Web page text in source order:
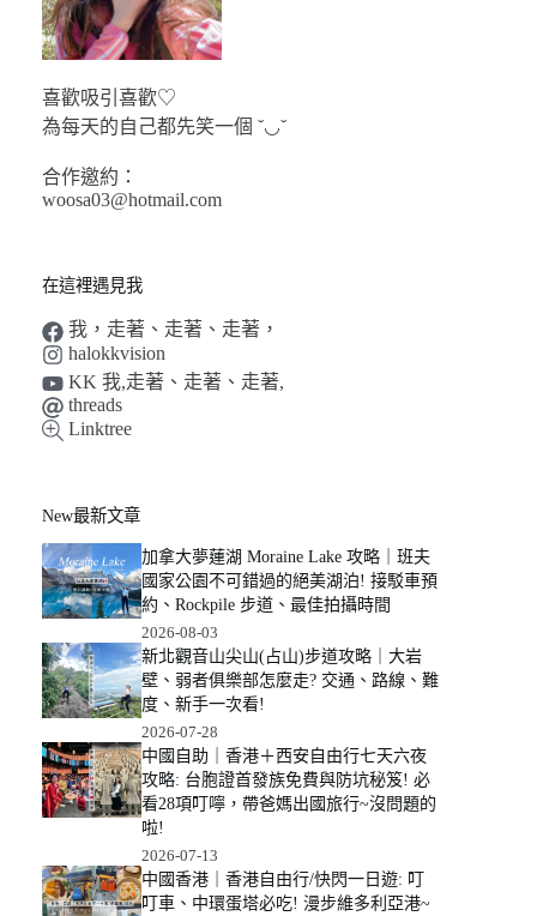
喜歡吸引喜歡♡
為每天的自己都先笑一個 ˘◡˘
合作邀約：
woosa03@hotmail.com
在這裡遇見我
我，走著、走著、走著，
halokkvision
KK 我,走著、走著、走著,
threads
Linktree
New最新文章
加拿大夢蓮湖 Moraine Lake 攻略｜班夫
國家公園不可錯過的絕美湖泊! 接駁車預
約、Rockpile 步道、最佳拍攝時間
2026-08-03
新北觀音山尖山(占山)步道攻略｜大岩
壁、弱者俱樂部怎麼走? 交通、路線、難
度、新手一次看!
2026-07-28
中國自助｜香港＋西安自由行七天六夜
攻略: 台胞證首發族免費與防坑秘笈! 必
看28項叮嚀，帶爸媽出國旅行~沒問題的
啦!
2026-07-13
中國香港｜香港自由行/快閃一日遊: 叮
叮車、中環蛋塔必吃! 漫步維多利亞港~